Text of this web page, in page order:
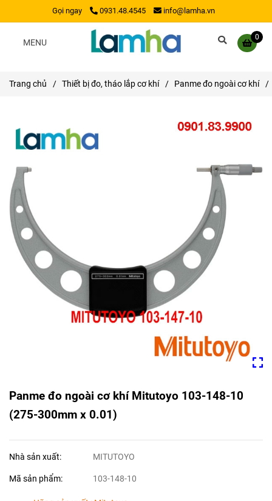
Gọi ngay 0931.48.4545 info@lamha.vn
0
MENU
Trang chủ / Thiết bị đo, tháo lắp cơ khí / Panme đo ngoài cơ khí /
Panme đo ngoài cơ khí Mitutoyo 103-148-10
(275-300mm x 0.01)
Nhà sản xuất: MITUTOYO
Mã sản phẩm: 103-148-10